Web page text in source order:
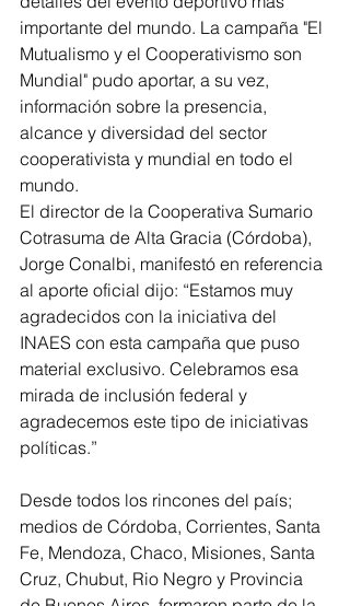
importante del mundo. La campaña "El
Mutualismo y el Cooperativismo son
Mundial" pudo aportar, a su vez,
información sobre la presencia,
alcance y diversidad del sector
cooperativista y mundial en todo el
mundo.
El director de la Cooperativa Sumario
Cotrasuma de Alta Gracia (Córdoba),
Jorge Conalbi, manifestó en referencia
al aporte oficial dijo: “Estamos muy
agradecidos con la iniciativa del
INAES con esta campaña que puso
material exclusivo. Celebramos esa
mirada de inclusión federal y
agradecemos este tipo de iniciativas
políticas.”
Desde todos los rincones del país;
medios de Córdoba, Corrientes, Santa
Fe, Mendoza, Chaco, Misiones, Santa
Cruz, Chubut, Rio Negro y Provincia